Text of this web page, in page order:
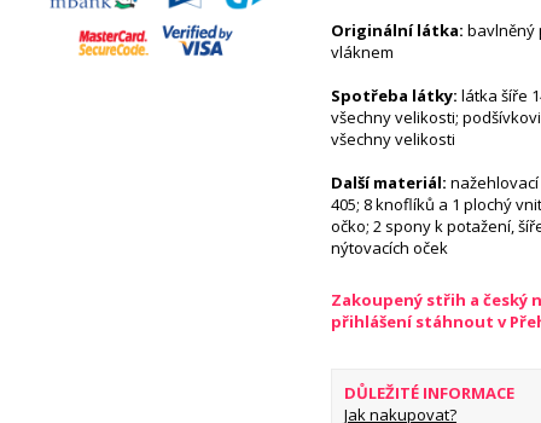
Originální látka: bavlněný
vláknem
Spotřeba látky: látka šíře
všechny velikosti;
všechny velikosti
Další materiál:
405; 8 knoflíků a 1 plochý
očko; 2 spony k potažení,
nýtovacích oček
Zakoupený střih a český
přihlášení stáhnout v
DŮLEŽITÉ INFORMACE
Jak nakupovat?